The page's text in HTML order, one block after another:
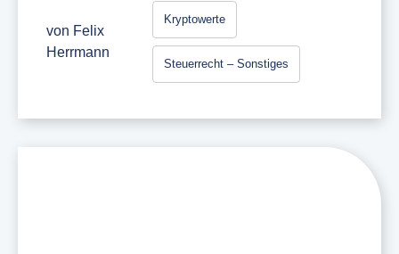
von Felix
Herrmann
Kryptowerte
Steuerrecht – Sonstiges